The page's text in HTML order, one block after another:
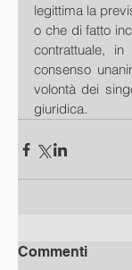
legittima la
o che di fatto
contrattuale,
consenso
volontà dei
giuridica.
Commenti